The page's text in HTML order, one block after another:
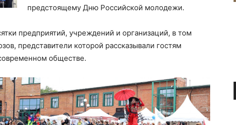
предстоящему Дню Российской молодежи.
предприятий, учреждений и организаций, в том
представители которой рассказывали гостям
обществе.